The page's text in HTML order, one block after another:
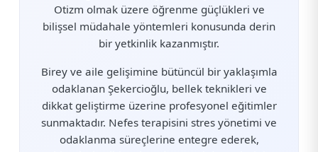
Otizm olmak üzere öğrenme güçlükleri ve
bilişsel müdahale yöntemleri konusunda derin
bir yetkinlik kazanmıştır.
Birey ve aile gelişimine bütüncül bir yaklaşımla
odaklanan Şekercioğlu, bellek teknikleri ve
dikkat geliştirme üzerine profesyonel eğitimler
sunmaktadır. Nefes terapisini stres yönetimi ve
odaklanma süreçlerine entegre ederek,